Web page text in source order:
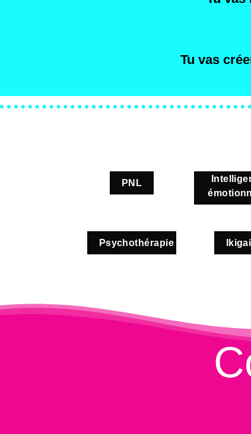
Tu vas
PNL
Psychothérapie Ikigai